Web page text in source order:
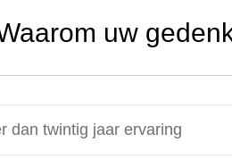
uw
dan twintig jaar ervaring